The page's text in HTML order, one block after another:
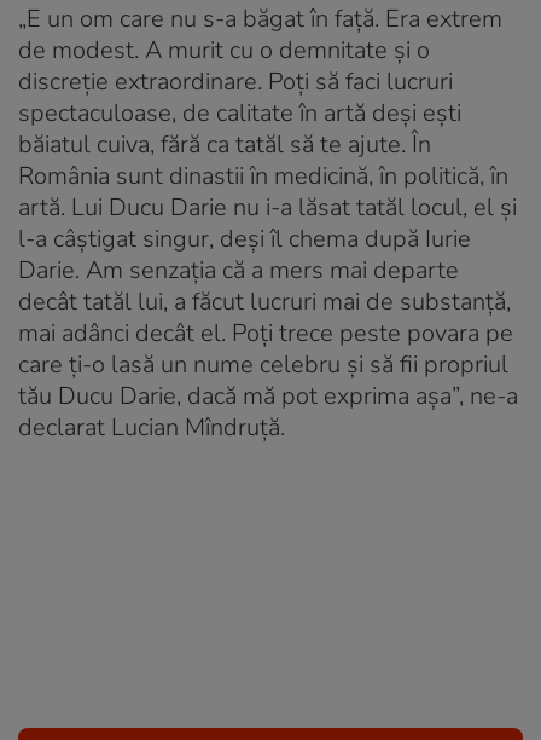
„E un om care nu s-a băgat în față. Era extrem
de modest. A murit cu o demnitate și o
discreție extraordinare. Poți să faci lucruri
spectaculoase, de calitate în artă deși ești
băiatul cuiva, fără ca tatăl să te ajute. În
România sunt dinastii în medicină, în politică, în
artă. Lui Ducu Darie nu i-a lăsat tatăl locul, el și
l-a câștigat singur, deși îl chema după Iurie
Darie. Am senzația că a mers mai departe
decât tatăl lui, a făcut lucruri mai de substanță,
mai adânci decât el. Poți trece peste povara pe
care ți-o lasă un nume celebru și să fii propriul
tău Ducu Darie, dacă mă pot exprima așa”, ne-a
declarat Lucian Mîndruță.